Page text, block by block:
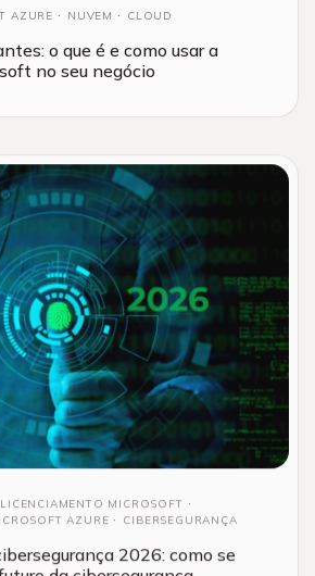
AZURE NUVEM CLOUD
o que é e como usar a
no seu negócio
LICENCIAMENTO MICROSOFT
AZURE CIBERSEGURANÇA
2026: como se